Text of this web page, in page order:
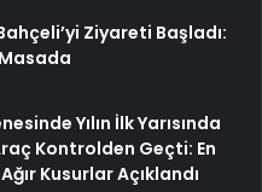
Ziyareti Başladı:
Yılın İlk Yarısında
Kontrolden Geçti: En
Kusurlar Açıklandı